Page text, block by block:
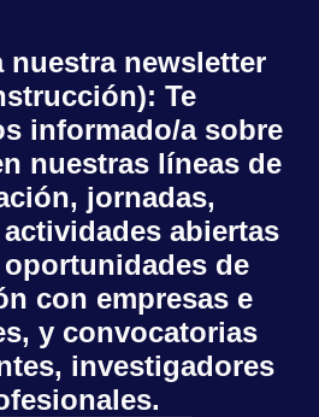
nuestra newsletter
Te
informado/a sobre
nuestras líneas de
jornadas,
abiertas
de
con empresas e
y convocatorias
investigadores